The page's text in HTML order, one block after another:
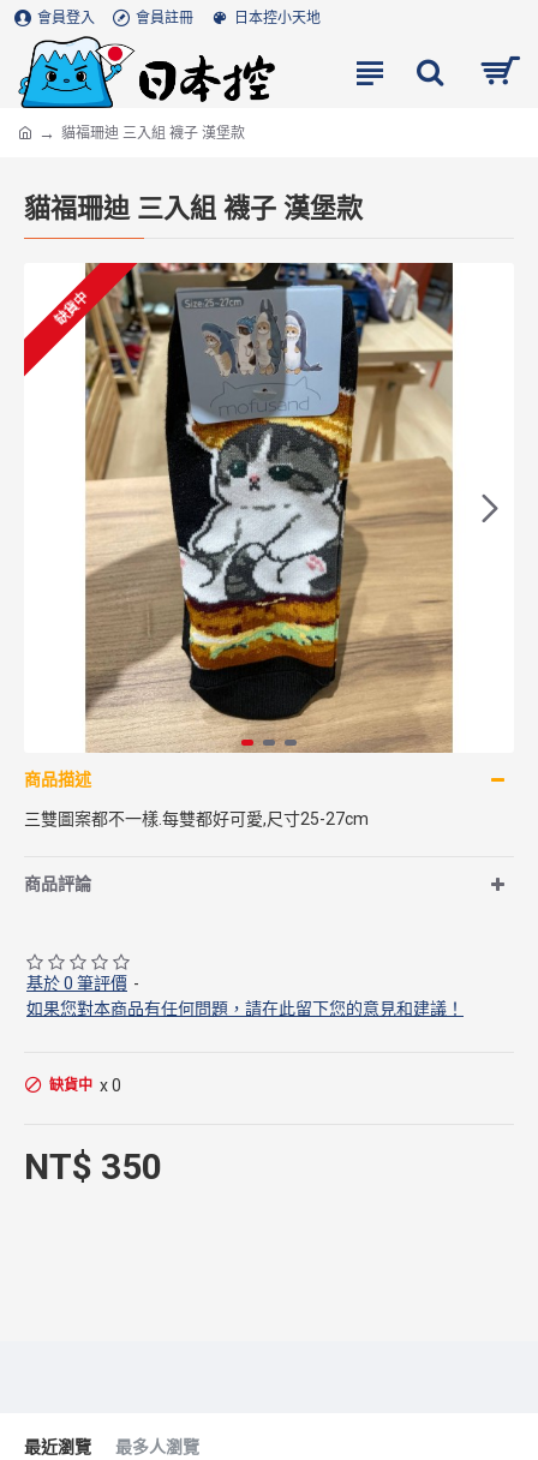
會員登入 會員註冊 日本控小天地
貓福珊迪 三入組 襪子 漢堡款
貓福珊迪 三入組 襪子 漢堡款
缺貨中
商品描述
三雙圖案都不一樣.每雙都好可愛,尺寸25-27cm
商品評論
基於 0 筆評價 -
如果您對本商品有任何問題，請在此留下您的意見和建議！
NT$ 350
缺貨中 x 0
最近瀏覽 最多人瀏覽